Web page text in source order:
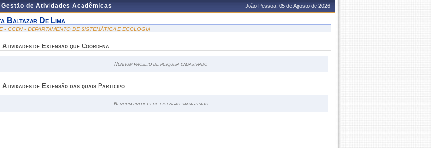
de Atividades Acadêmicas João Pessoa, 05 de Agosto de 2026
Baltazar De Lima
- CCEN - DEPARTAMENTO DE SISTEMÁTICA E ECOLOGIA
Atividades de Extensão que Coordena
Nenhum projeto de pesquisa cadastrado
Atividades de Extensão das quais Participo
Nenhum projeto de extensão cadastrado